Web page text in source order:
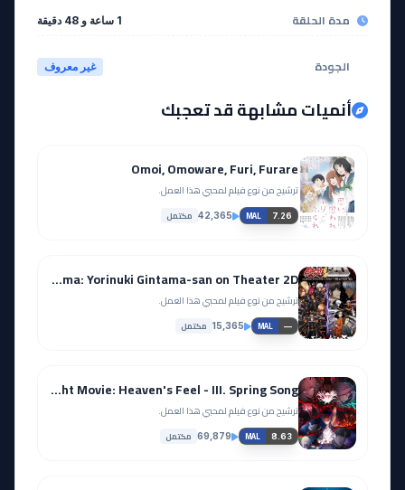
مدة الحلقة 1 ساعة و 48 دقيقة
الجودة غير معروف
أنميات مشابهة قد تعجبك
Omoi, Omoware, Furi, Furare
ترشيح من نوع فيلم لمحبي هذا العمل.
MAL 7.26
42,365 مكتمل
Gintama: Yorinuki Gintama-san on Theater 2D
ترشيح من نوع فيلم لمحبي هذا العمل.
MAL —
15,365 مكتمل
Fate/stay night Movie: Heaven's Feel - III. Spring Song
ترشيح من نوع فيلم لمحبي هذا العمل.
MAL 8.63
69,879 مكتمل